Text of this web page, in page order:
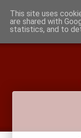
Piņķu
Babītes un
This site uses
are shared with
statistics, and to